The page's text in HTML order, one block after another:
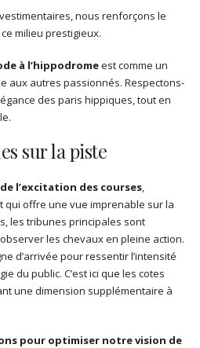
nous renforçons le
milieu prestigieux.
à l’hippodromeest comme un
aux autres passionnés. Respectons-
des paris hippiques, tout en
sur la piste
l’excitation des courses,
qui offre une vue imprenable sur la
les tribunes principales sont
les chevaux en pleine action.
d’arrivée pour ressentir l’intensité
du public. C’est ici que les cotes
une dimension supplémentaire à
pour optimiser notre vision de